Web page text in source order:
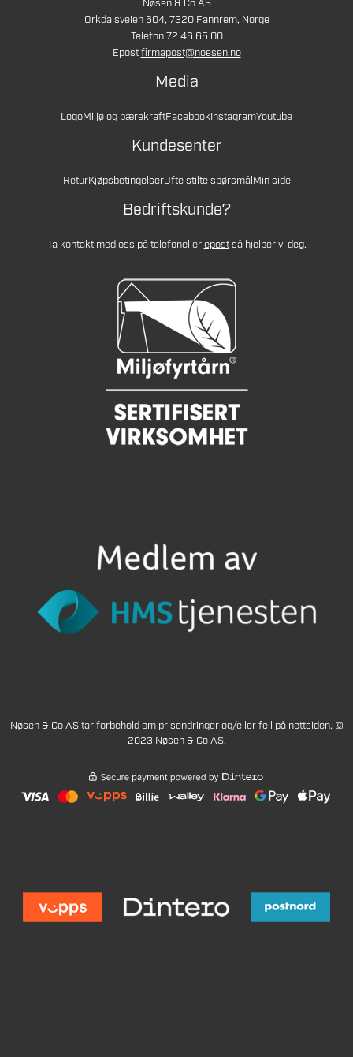
Nøsen & Co AS
Orkdalsveien 604, 7320 Fannrem, Norge
Telefon 72 46 65 00
Epostfirmapost@noesen.no
Media
LogoMiljø og bærekraftFacebookInstagramYoutube
Kundesenter
ReturKjøpsbetingelserOfte stilte spørsmålMin side
Bedriftskunde?
Ta kontakt med oss på telefonellerepostså hjelper vi deg.
Nøsen & Co AS tar forbehold om prisendringer og/eller feil på nettsiden. ©
2023 Nøsen & Co AS.